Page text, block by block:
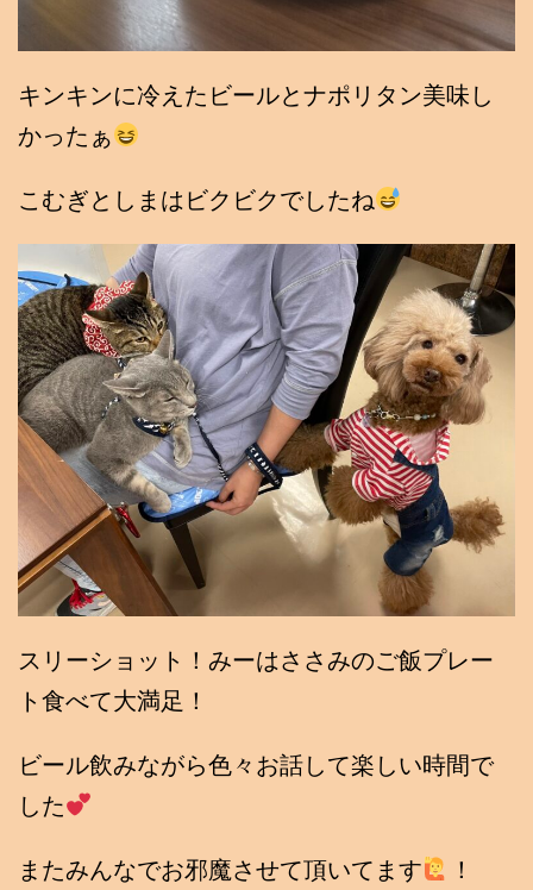
キンキンに冷えたビールとナポリタン美味し
かったぁ
こむぎとしまはビクビクでしたね
スリーショット！みーはささみのご飯プレー
ト食べて大満足！
ビール飲みながら色々お話して楽しい時間で
した
またみんなでお邪魔させて頂いてます ！